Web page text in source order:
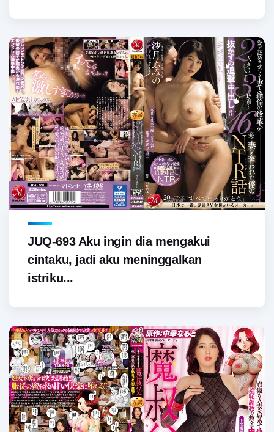
JUQ-693 Aku ingin dia mengakui
cintaku, jadi aku meninggalkan
istriku...